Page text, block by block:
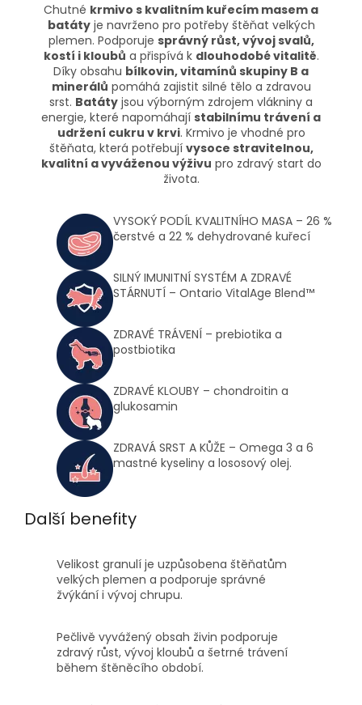
Chutné krmivo s kvalitním kuřecím masem a
batátyje navrženo pro potřeby štěňat velkých
plemen. Podporuje správný růst, vývoj svalů,
kostí i kloubů a přispívá k dlouhodobé vitalitě.
Díky obsahu bílkovin, vitamínů skupiny B a
minerálů pomáhá zajistit silné tělo a zdravou
srst. Batáty jsou výborným zdrojem vlákniny a
energie, které napomáhají stabilnímu trávení a
udržení cukru v krvi. Krmivo je vhodné pro
štěňata, která potřebují vysoce stravitelnou,
kvalitní a vyváženou výživu pro zdravý start do
života.
VYSOKÝ PODÍL KVALITNÍHO MASA – 26 %
čerstvé a 22 % dehydrované kuřecí
SILNÝ IMUNITNÍ SYSTÉM A ZDRAVÉ
STÁRNUTÍ – Ontario VitalAge Blend™
ZDRAVÉ TRÁVENÍ – prebiotika a
postbiotika
ZDRAVÉ KLOUBY – chondroitin a
glukosamin
ZDRAVÁ SRST A KŮŽE – Omega 3 a 6
mastné kyseliny a lososový olej.
Další benefity
Velikost granulí je uzpůsobena štěňatům
velkých plemen a podporuje správné
žvýkání i vývoj chrupu.
Pečlivě vyvážený obsah živin podporuje
zdravý růst, vývoj kloubů a šetrné trávení
během štěněcího období.